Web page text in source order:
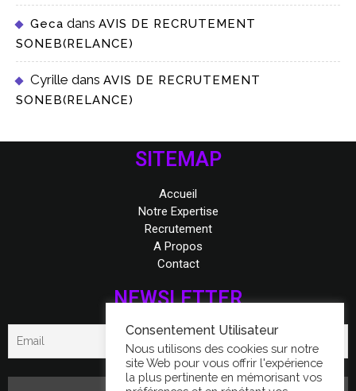
Geca dans AVIS DE RECRUTEMENT
SONEB(RELANCE)
Cyrille dans AVIS DE RECRUTEMENT
SONEB(RELANCE)
SITEMAP
Accueil
Notre Expertise
Recrutement
A Propos
Contact
NEWSLETTER
Consentement Utilisateur
Nous utilisons des cookies sur notre
site Web pour vous offrir l'expérience
la plus pertinente en mémorisant vos